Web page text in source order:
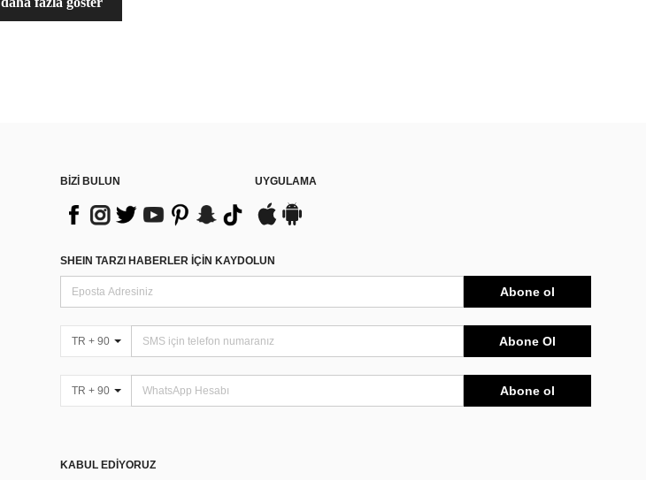
BİZİ BULUN UYGULAMA
SHEIN TARZI HABERLER IÇIN KAYDOLUN
Abone ol
TR + 90 Abone Ol
TR + 90 Abone ol
KABUL EDIYORUZ